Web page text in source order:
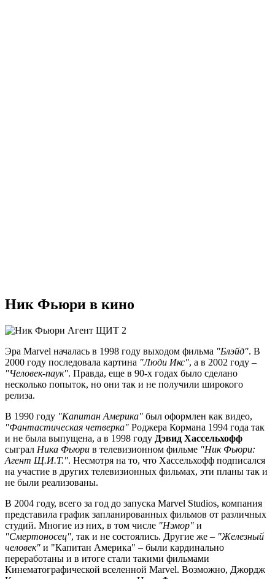
Ник Фьюри в кино
Эра Marvel началась в 1998 году выходом фильма "Блэйд". В
2000 году последовала картина "Люди Икс", а в 2002 году –
"Человек-паук". Правда, еще в 90-х годах было сделано
несколько попыток, но они так и не получили широкого
релиза.
В 1990 году "Капитан Америка" был оформлен как видео,
"Фантастическая четверка" Роджера Кормана 1994 года так
и не была выпущена, а в 1998 году Дэвид Хассельхофф
сыграл Ника Фьюри в телевизионном фильме "Ник Фьюри:
Агент Щ.И.Т.". Несмотря на то, что Хассельхофф подписался
на участие в других телевизионных фильмах, эти планы так и
не были реализованы.
В 2004 году, всего за год до запуска Marvel Studios, компания
представила график запланированных фильмов от различных
студий. Многие из них, в том числе "Нэмор" и
"Смертоносец", так и не состоялись. Другие же – "Железный
человек" и "Капитан Америка" – были кардинально
переработаны и в итоге стали такими фильмами
Кинематографической вселенной Marvel. Возможно, Джордж